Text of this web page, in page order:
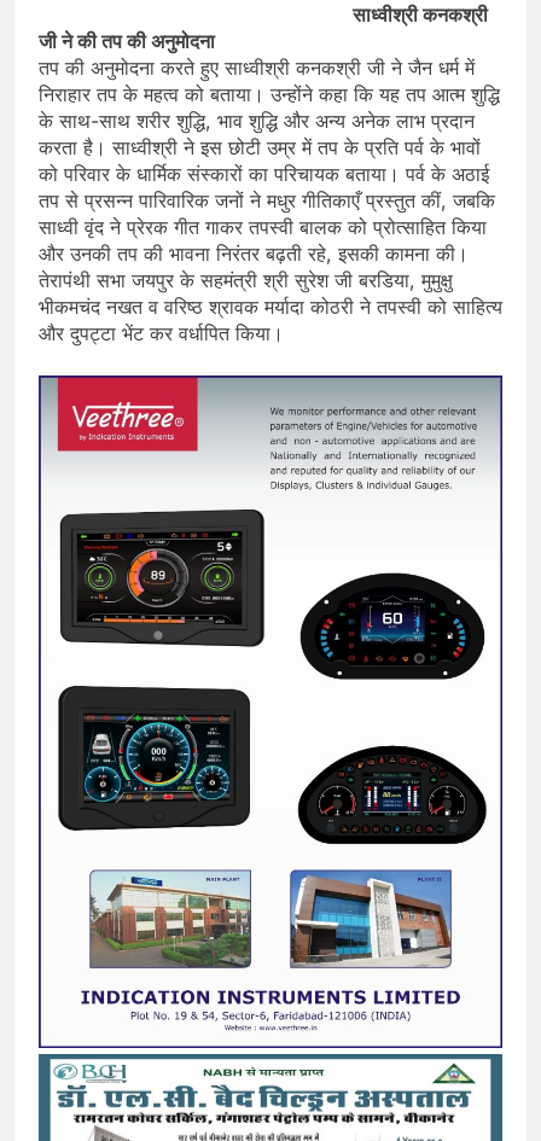
साध्वीश्री कनकश्री
जी ने की तप की अनुमोदना
तप की अनुमोदना करते हुए साध्वीश्री कनकश्री जी ने जैन धर्म में
निराहार तप के महत्व को बताया। उन्होंने कहा कि यह तप आत्म शुद्धि
के साथ-साथ शरीर शुद्धि, भाव शुद्धि और अन्य अनेक लाभ प्रदान
करता है। साध्वीश्री ने इस छोटी उम्र में तप के प्रति पर्व के भावों
को परिवार के धार्मिक संस्कारों का परिचायक बताया। पर्व के अठाई
तप से प्रसन्न पारिवारिक जनों ने मधुर गीतिकाएँ प्रस्तुत कीं, जबकि
साध्वी वृंद ने प्रेरक गीत गाकर तपस्वी बालक को प्रोत्साहित किया
और उनकी तप की भावना निरंतर बढ़ती रहे, इसकी कामना की।
तेरापंथी सभा जयपुर के सहमंत्री श्री सुरेश जी बरडिया, मुमुक्षु
भीकमचंद नखत व वरिष्ठ श्रावक मर्यादा कोठरी ने तपस्वी को साहित्य
और दुपट्टा भेंट कर वर्धापित किया।